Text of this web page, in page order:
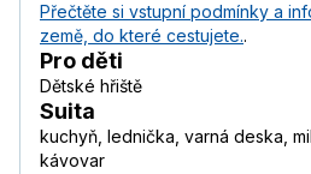
Přečtěte si vstupní podmínky a
země, do které cestujete..
Pro děti
Dětské hřiště
Suita
kuchyň, lednička, varná deska,
kávovar